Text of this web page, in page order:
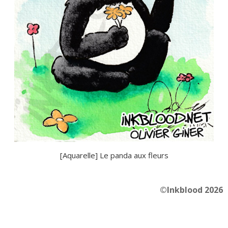
[Aquarelle] Le panda aux fleurs
©Inkblood 2026